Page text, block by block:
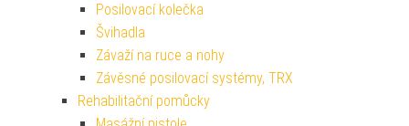
Posilovací kolečka
Švihadla
Závaží na ruce a nohy
Závěsné posilovací systémy, TRX
Rehabilitační pomůcky